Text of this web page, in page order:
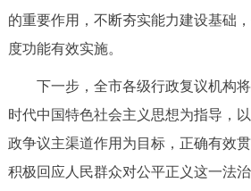
的重要作用，不断夯实能力建设基础
度功能有效实施。
下一步，全市各级行政复议机构将
时代中国特色社会主义思想为指导，
政争议主渠道作用为目标，正确有效
积极回应人民群众对公平正义这一法